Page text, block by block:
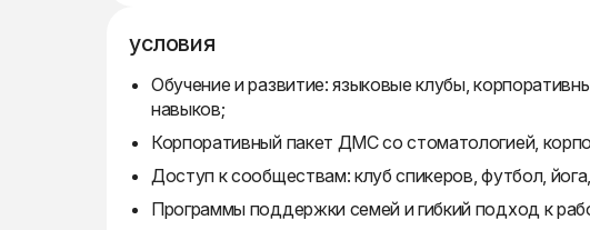
условия
Обучение и развитие: языковые клубы,
навыков;
Корпоративный пакет ДМС со стоматологией,
Доступ к сообществам: клуб спикеров, футбол,
Программы поддержки семей и гибкий подход к